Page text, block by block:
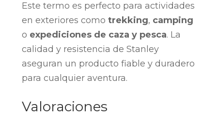
Este termo es perfecto para actividades
en exteriores como trekking, camping
o expediciones de caza y pesca. La
calidad y resistencia de Stanley
aseguran un producto fiable y duradero
para cualquier aventura.
Valoraciones